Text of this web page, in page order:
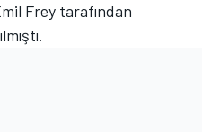
Frey tarafından